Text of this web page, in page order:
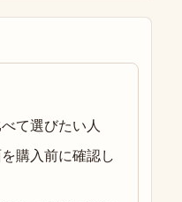
て選びたい人
購入前に確認し